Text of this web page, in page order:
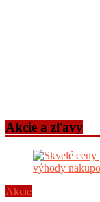
Akcie a zľavy
Akcie